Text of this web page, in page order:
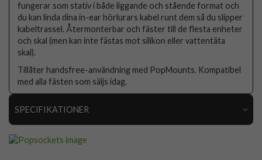
fungerar som stativ i både liggande och stående format och
du kan linda dina in-ear hörlurars kabel runt dem så du slipper
kabeltrassel. Återmonterbar och fäster till de flesta enheter
och skal (men kan inte fästas mot silikon eller vattentäta
skal).
Tillåter handsfree-användning med PopMounts. Kompatibel
med alla fästen som säljs idag.
SPECIFIKATIONER